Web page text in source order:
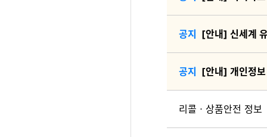
[안내] 신세계
[안내] 개인정
리콜ㆍ상품안전 정보